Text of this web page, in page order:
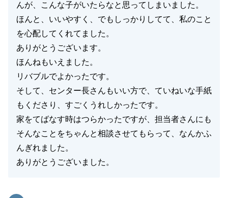
んが、こんな子がいたらなと思ってしまいました。
ほんと、いいやすく、でもしっかりしてて、私のこと
を心配してくれてました。
ありがとうございます。
ほんねもいえました。
リバブルでよかったです。
そして、センター長さんもいい方で、ていねいな手紙
もくださり、すごくうれしかったです。
家をてばなす時はつらかったですが、担当者さんにも
そんなことをちゃんと相談させてもらって、なんかふ
んぎれました。
ありがとうございました。